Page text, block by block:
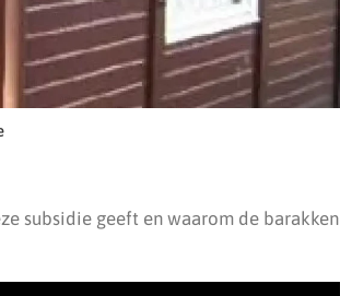
subsidie geeft en waarom de barakken